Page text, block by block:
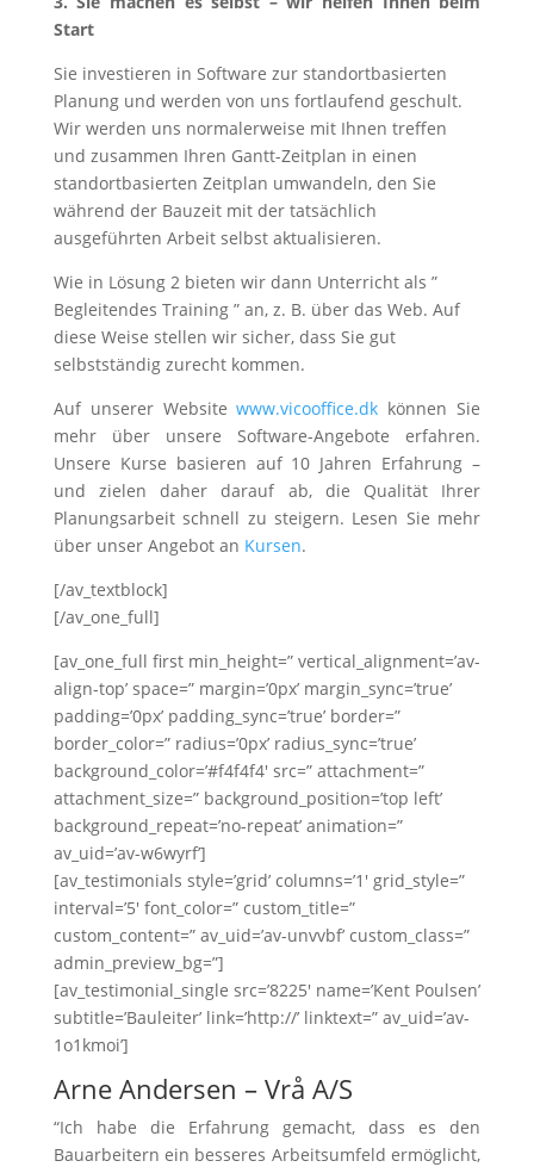
Start
Sie investieren in Software zur standortbasierten
Planung und werden von uns fortlaufend geschult.
Wir werden uns normalerweise mit Ihnen treffen
und zusammen Ihren Gantt-Zeitplan in einen
standortbasierten Zeitplan umwandeln, den Sie
während der Bauzeit mit der tatsächlich
ausgeführten Arbeit selbst aktualisieren.
Wie in Lösung 2 bieten wir dann Unterricht als ”
Begleitendes Training ” an, z. B. über das Web. Auf
diese Weise stellen wir sicher, dass Sie gut
selbstständig zurecht kommen.
Auf unserer Websitewww.vicooffice.dk können Sie
mehr über unsere Software-Angebote erfahren.
Unsere Kurse basieren auf 10 Jahren Erfahrung –
und zielen daher darauf ab, die Qualität Ihrer
Planungsarbeit schnell zu steigern. Lesen Sie mehr
über unser Angebot an Kursen.
[/av_textblock]
[/av_one_full]
[av_one_full first min_height=” vertical_alignment=’av-
align-top’ space=” margin=’0px’ margin_sync=’true’
padding=’0px’ padding_sync=’true’ border=”
border_color=” radius=’0px’ radius_sync=’true’
background_color=’#f4f4f4′ src=” attachment=”
attachment_size=” background_position=’top left’
background_repeat=’no-repeat’ animation=”
av_uid=’av-w6wyrf’]
[av_testimonials style=’grid’ columns=’1′ grid_style=”
interval=’5′ font_color=” custom_title=”
custom_content=” av_uid=’av-unvvbf’ custom_class=”
admin_preview_bg=”]
[av_testimonial_single src=’8225′ name=’Kent Poulsen’
subtitle=’Bauleiter’ link=’http://’ linktext=” av_uid=’av-
1o1kmoi’]
Arne Andersen – Vrå A/S
“Ich habe die Erfahrung gemacht, dass es den
Bauarbeitern ein besseres Arbeitsumfeld ermöglicht,